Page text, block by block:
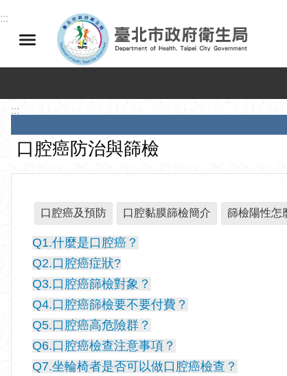
跳到主要內容區塊
:::
:::
口腔癌防治與篩檢
口腔癌及預防 口腔黏膜篩檢簡介 篩檢陽性怎
Q1.什麼是口腔癌？
Q2.口腔癌症狀?
Q3.口腔癌篩檢對象？
Q4.口腔癌篩檢要不要付費？
Q5.口腔癌高危險群？
Q6.口腔癌檢查注意事項？
Q7.坐輪椅者是否可以做口腔癌檢查？